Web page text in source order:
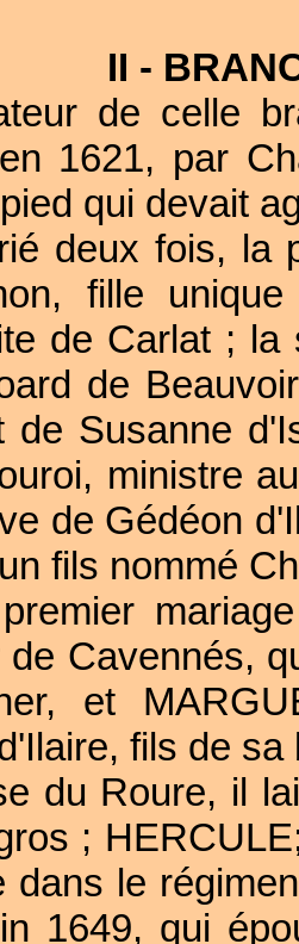
II -
de celle
1621, par
qui devait
deux fois, la
fille
de Carlat ;
de
de Susanne
ministre
de Gédéon
fils nommé
de Cavennés,
et
fils de sa
du Roure, il
;
dans le
1649, qui